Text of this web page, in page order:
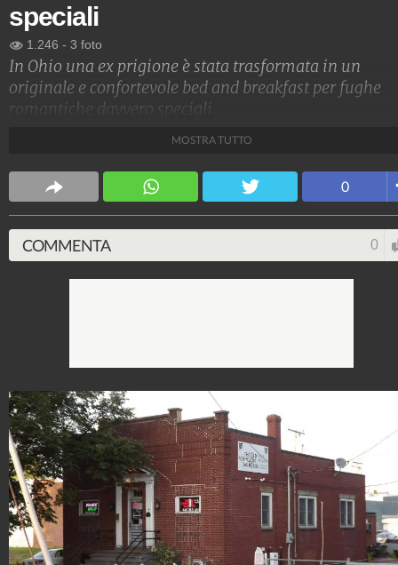
speciali
1.246 - 3 foto
In Ohio una ex prigione è stata trasformata in un
originale e confortevole bed and breakfast per fughe
romantiche davvero speciali.
MOSTRA TUTTO
0
COMMENTA 0